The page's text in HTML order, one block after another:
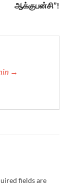
ஆக்குபன்சி”!
→
fields are